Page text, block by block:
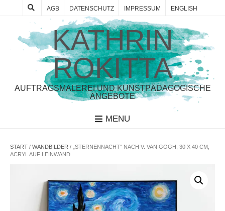
AGB DATENSCHUTZ IMPRESSUM ENGLISH
KATHRIN
ROKITTA
AUFTRAGSMALEREI UND KUNSTPÄDAGOGISCHE
ANGEBOTE
MENU
START / WANDBILDER / „STERNENNACHT“ NACH V. VAN GOGH, 30 X 40 CM,
ACRYL AUF LEINWAND